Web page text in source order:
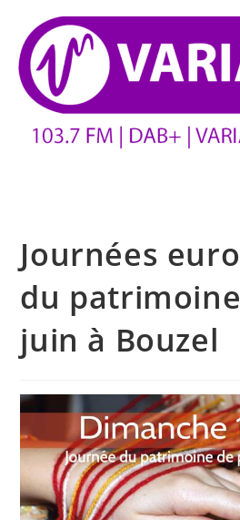
Journées
du
juin à Bouzel